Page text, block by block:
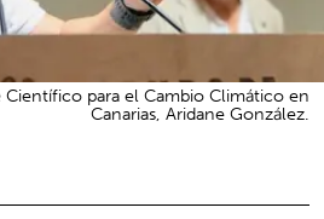
para el Cambio Climático en
Canarias, Aridane González.